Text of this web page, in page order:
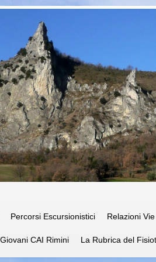
• Sezione
Percorsi Escursionistici Relazioni Vie
CAI Rimini La Rubrica del